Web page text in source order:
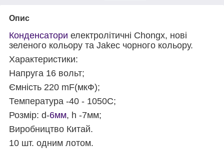
Опис
Конденсатори електролітичні Chongx, нові
зеленого кольору та Jakec чорного кольору.
Характеристики:
Напруга 16 вольт;
Ємність 220 mF(мкФ);
Температура -40 - 1050С;
Розмір: d-6мм, h -7мм;
Виробництво Китай.
10 шт. одним лотом.